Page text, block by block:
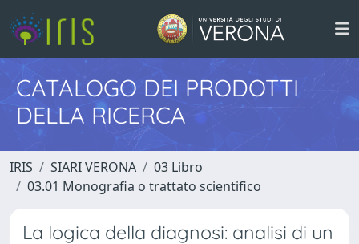
CATALOGO DEI PRODOTTI
DELLA RICERCA
IRIS SIARI VERONA
03 Libro
03.01 Monografia o trattato scientifico
La logica della diagnosi: analisi di un